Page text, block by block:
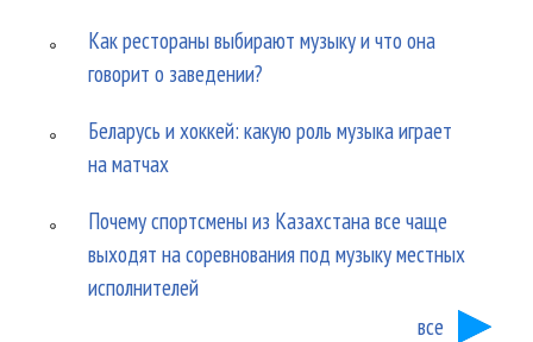
Как рестораны выбирают музыку и что она
говорит о заведении?
Беларусь и хоккей: какую роль музыка играет
на матчах
Почему спортсмены из Казахстана все чаще
выходят на соревнования под музыку местных
исполнителей
все